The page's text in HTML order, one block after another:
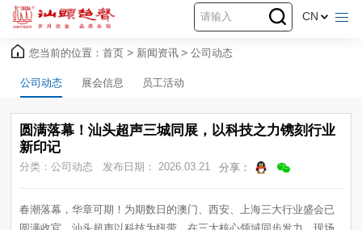
CN
您当前的位置：首页 > 新闻资讯 > 公司动态
公司动态 展会信息 员工活动
新印记
分类：公司动态 发布日期： 2026.03.21 分享：